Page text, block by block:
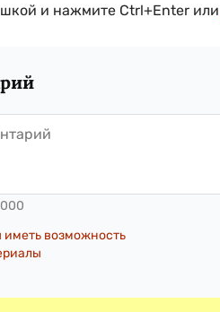
и нажмите Ctrl+Enter или
иметь возможность